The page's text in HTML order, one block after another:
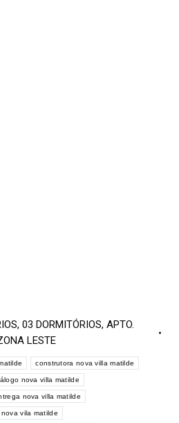
, 03 DORMITÓRIOS, APTO.
LESTE
construtora nova villa matilde
nova villa matilde
nova villa matilde
nova vila matilde